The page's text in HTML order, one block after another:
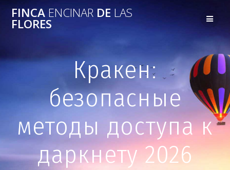
FINCAENCINAR DE LAS
FLORES
Кракен:
безопасные
методы доступа к
даркнету 2026